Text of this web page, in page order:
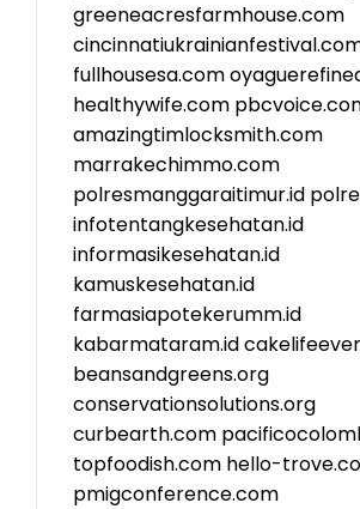
greeneacresfarmhouse.com
fullhousesa.com
healthywife.com
amazingtimlocksmith.com
marrakechimmo.com
polresmanggaraitimur.id
infotentangkesehatan.id
informasikesehatan.id
kamuskesehatan.id
farmasiapotekerumm.id
kabarmataram.id
beansandgreens.org
conservationsolutions.org
curbearth.com
topfoodish.com hello-
pmigconference.com